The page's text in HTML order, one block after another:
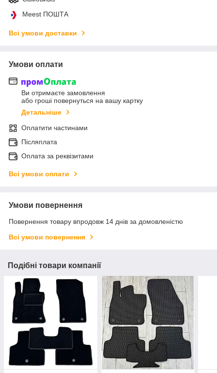
Meest ПОШТА
Всі умови доставки
Умови оплати
Ви отримаєте замовлення
або гроші повернуться на вашу картку
Детальніше
Оплатити частинами
Післяплата
Оплата за реквізитами
Всі умови оплати
Умови повернення
Повернення товару впродовж 14 днів за домовленістю
Всі умови повернення
Подібні товари компанії